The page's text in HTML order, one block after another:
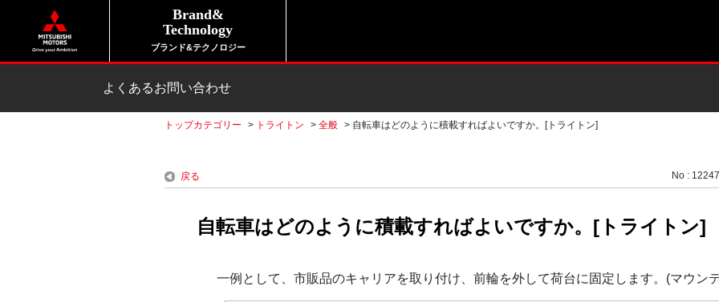
Brand&
Technology
ブランド&テクノロジー
よくあるお問い合わせ
トップカテゴリー > トライトン > 全般 > 自転車はどのように積載すればよいですか。[トライトン]
戻る No : 12247
自転車はどのように積載すればよいですか。[トライトン]
一例として、市販品のキャリアを取り付け、前輪を外して荷台に固定します。(マウン